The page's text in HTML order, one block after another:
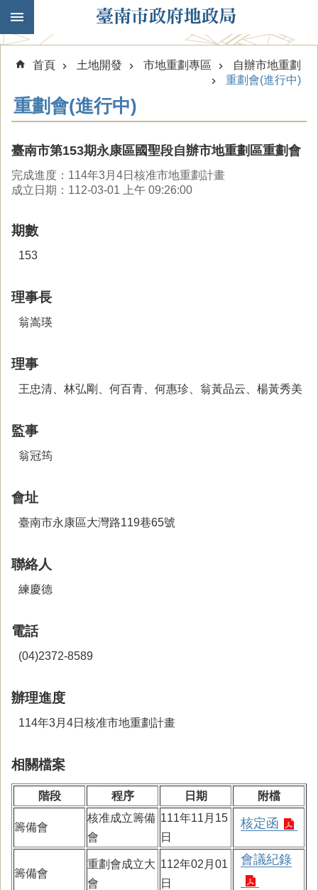
跳到主要內容區塊
首頁 土地開發 市地重劃專區
自辦市地重劃
重劃會(進行中)
重劃會(進行中)
臺南市第153期永康區國聖段自辦市地重劃區重劃會
完成進度：114年3月4日核准市地重劃計畫
成立日期：112-03-01 上午 09:26:00
期數
153
理事長
翁嵩瑛
理事
王忠清、林弘剛、何百青、何惠珍、翁黃品云、楊黃秀美
監事
翁冠筠
會址
臺南市永康區大灣路119巷65號
聯絡人
練慶德
電話
(04)2372-8589
辦理進度
114年3月4日核准市地重劃計畫
相關檔案
階段 程序 日期 附檔
籌備會
核准成立籌備
會
111年11月15
日
核定函
籌備會
重劃會成立大
會
112年02月01
日
會議紀錄